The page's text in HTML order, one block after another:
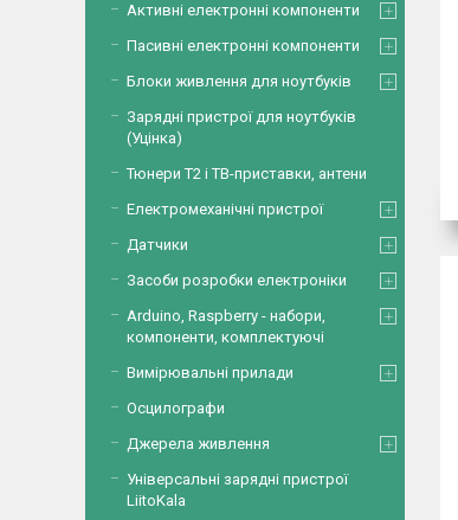
Активні електронні компоненти
Пасивні електронні компоненти
Блоки живлення для ноутбуків
Зарядні пристрої для ноутбуків
(Уцінка)
Тюнери Т2 і ТВ-приставки, антени
Електромеханічні пристрої
Датчики
Засоби розробки електроніки
Arduino, Raspberry - набори,
компоненти, комплектуючі
Вимірювальні прилади
Осцилографи
Джерела живлення
Універсальні зарядні пристрої
LiitoKala